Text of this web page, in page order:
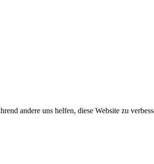
andere uns helfen, diese Website zu